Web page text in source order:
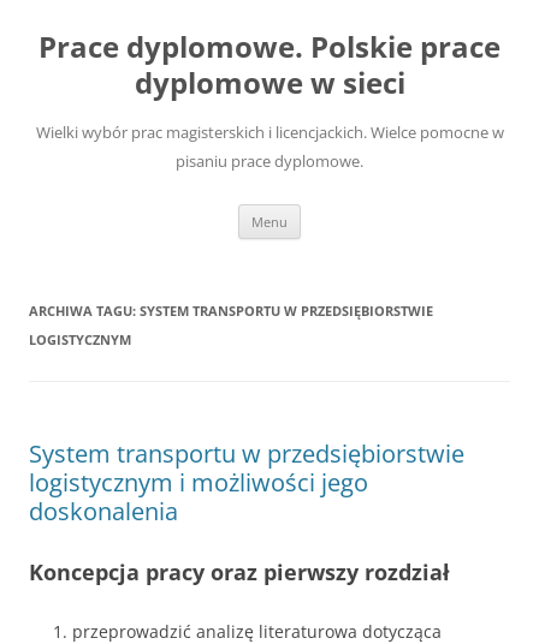
treści
Prace dyplomowe. Polskie prace
dyplomowe w sieci
Wielki wybór prac magisterskich i licencjackich. Wielce pomocne w
pisaniu prace dyplomowe.
Menu
ARCHIWA TAGU: SYSTEM TRANSPORTU W PRZEDSIĘBIORSTWIE
LOGISTYCZNYM
System transportu w przedsiębiorstwie
logistycznym i możliwości jego
doskonalenia
Koncepcja pracy oraz pierwszy rozdział
przeprowadzić analizę literaturowa dotycząca